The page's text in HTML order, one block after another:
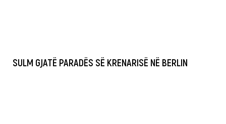
SULM GJATË PARADËS SË KRENARISË NË BERLIN